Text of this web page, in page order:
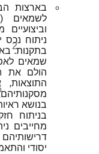
בארצות
ניתוח נכס
בתקנות.2
שמאים
הולם את
בנושא
בניתוח
מחייבים
יסודי